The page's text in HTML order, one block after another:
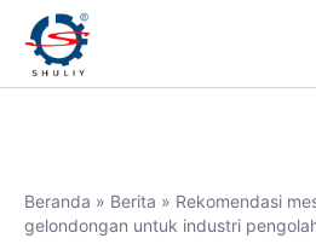
Beranda » Berita » Rekomendasi
gelondongan untuk industri